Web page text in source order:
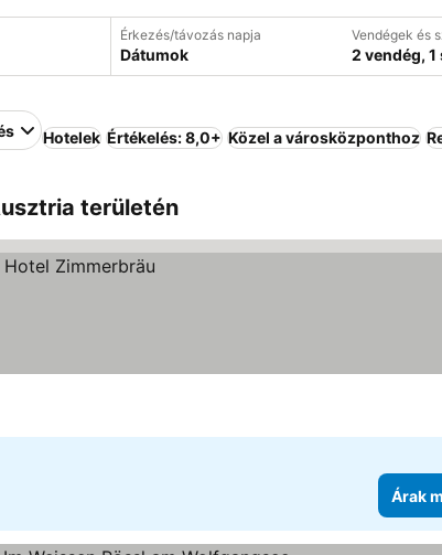
Érkezés/távozás napja
Dátumok
Vendégek és
2 vendég, 1
Hotelek Értékelés: 8,0+ Közel a városközponthoz
területén
Árak